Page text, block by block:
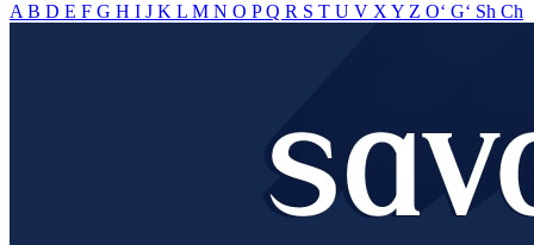
A B D E F G H I J K L M N O PQ R S T U V X Y Z O‘ G‘ Sh Ch